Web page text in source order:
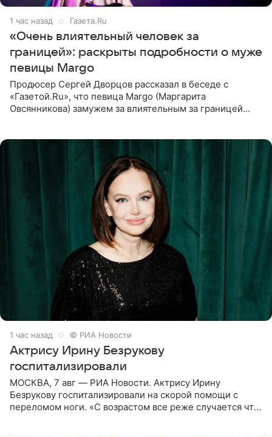
1 час назад Газета.Ru
«Очень влиятельный человек за
границей»: раскрыты подробности о муже
певицы Margo
Продюсер Сергей Дворцов рассказал в беседе с
«Газетой.Ru», что певица Margo (Маргарита
Овсянникова) замужем за влиятельным за границей
1 час назад © РИА Новости
Актрису Ирину Безрукову
госпитализировали
МОСКВА, 7 авг — РИА Новости. Актрису Ирину
Безрукову госпитализировали на скорой помощи с
переломом ноги. «С возрастом все реже случается что-